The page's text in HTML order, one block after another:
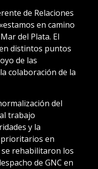
de Relaciones
en camino
del Plata. El
distintos puntos
de las
colaboración de la
del
trabajo
y la
en
se rehabilitaron los
de GNC en